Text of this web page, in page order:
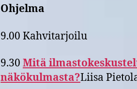
Ohjelma
9.00 Kahvitarjoilu
9.30 Mitä
näkökulmasta?Liisa